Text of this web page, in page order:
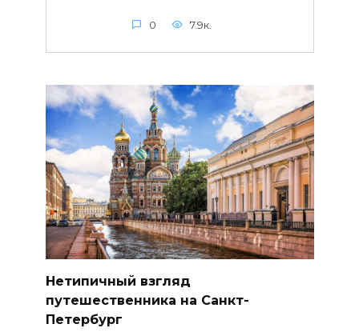
0 7.9к.
Нетипичный взгляд
путешественника на Санкт-
Петербург